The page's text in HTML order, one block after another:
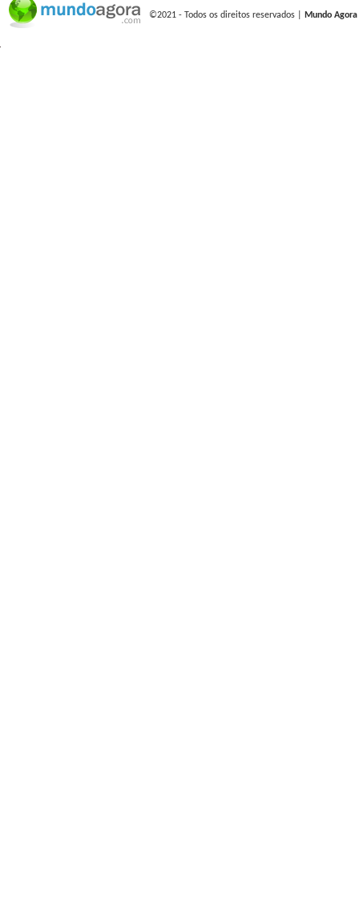
©2021 - Todos os direitos reservados | Mundo Agora